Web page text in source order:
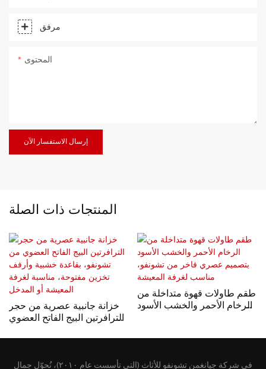
مرفق
المحتوى
إرسال الاستفسار الآن
المنتجات ذات الصلة
خزانة جانبية عصرية من حجر
الترافرتين البيج الفاتح العضوي
طقم طاولات قهوة متداخلة من
الرخام الأحمر والخشب الأسود
في شركة جيانغمن تشونفو للأثاث (التي تأسست عام ٢٠١٠)، نُحوّل جمال